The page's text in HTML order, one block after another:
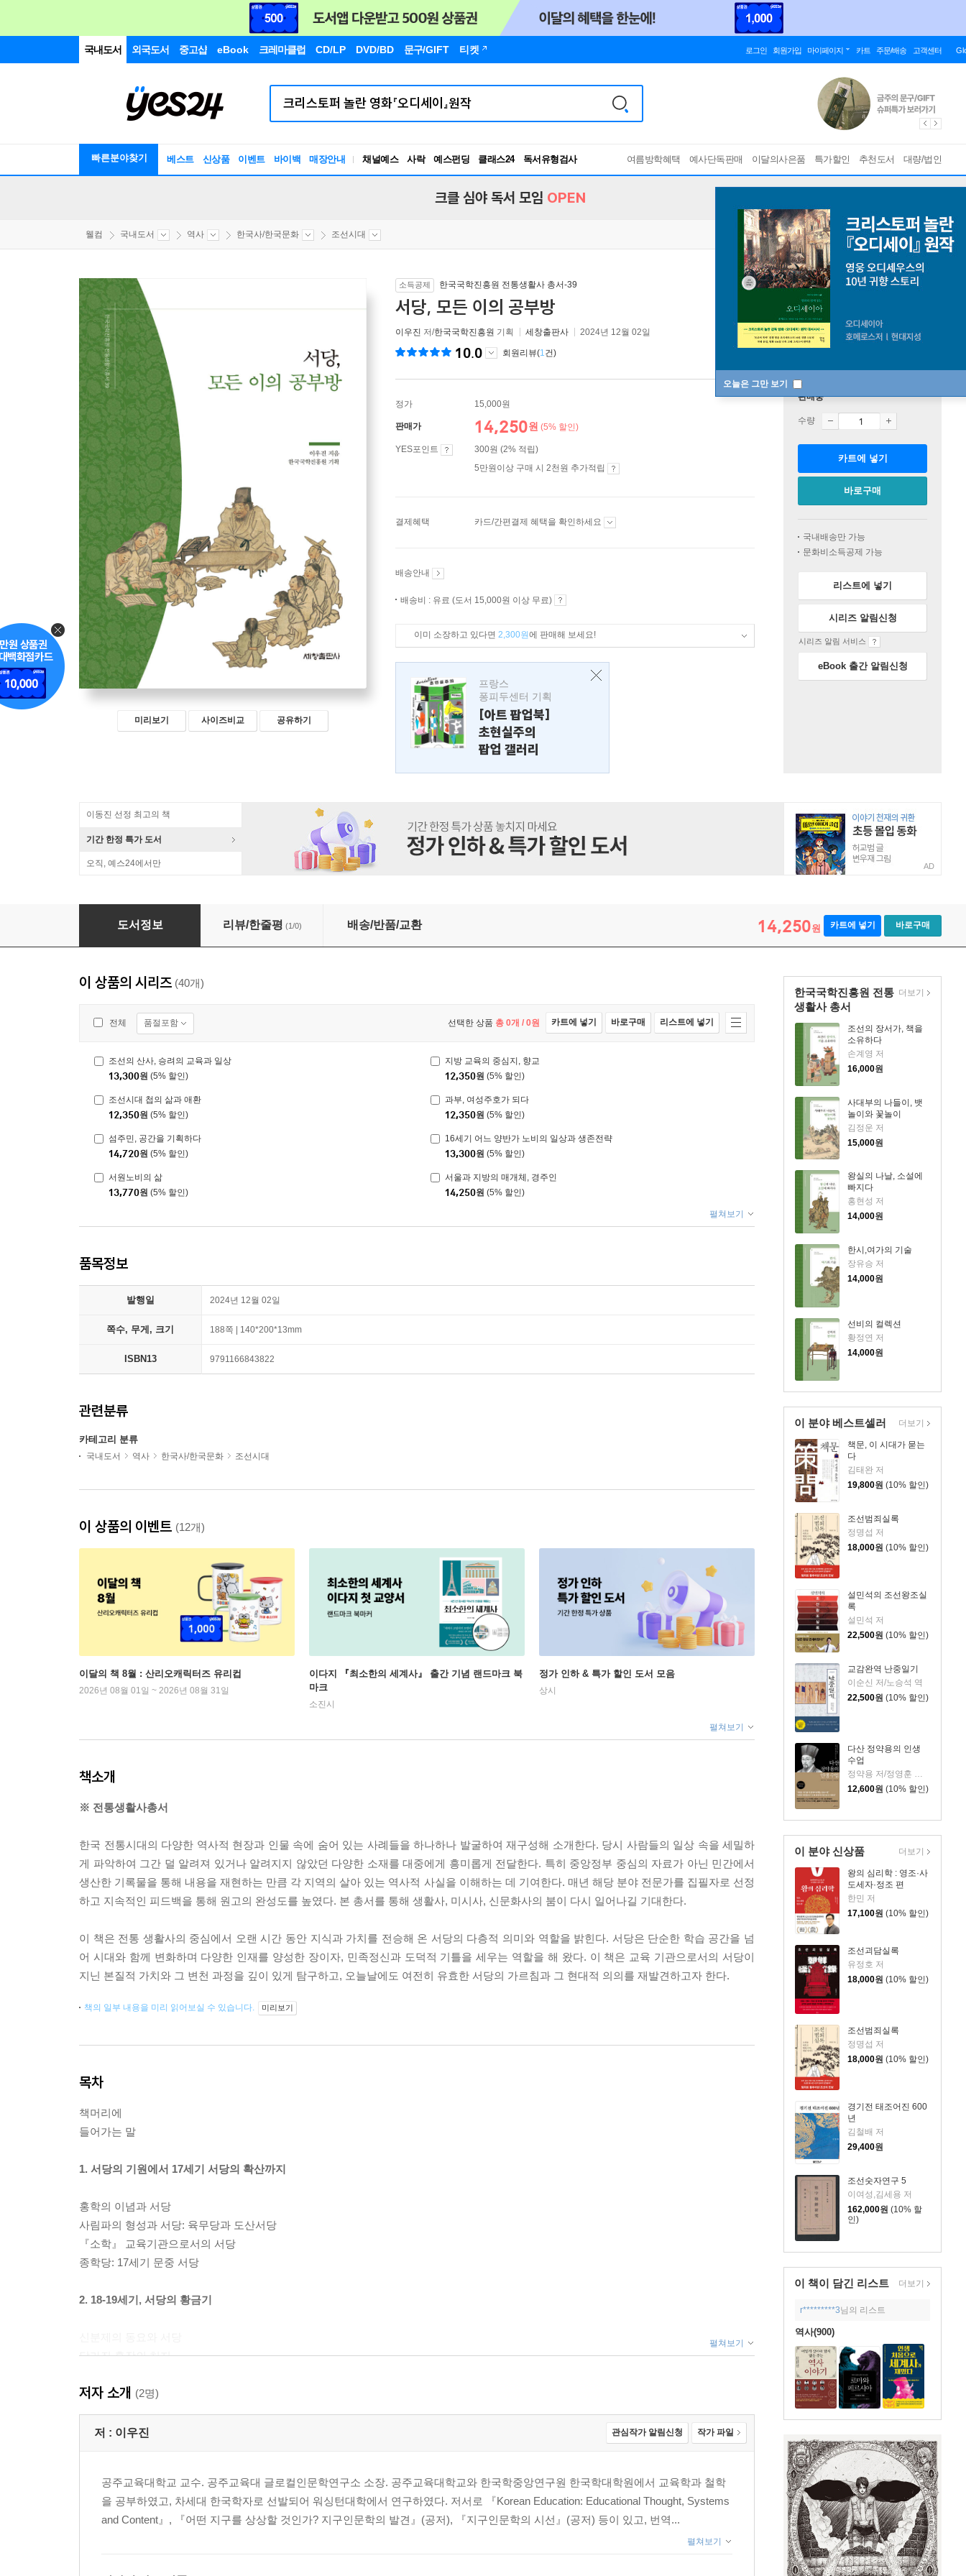
국내도서 외국도서 중고샵 eBook 크레마클럽 CD/LP DVD/BD 문구/GIFT 티켓 로그인 회원가입 마이페이지 카트 주문/배송 고객센터
빠른분야찾기 베스트 신상품 이벤트 바이백 매장안내 채널예스 사락 예스펀딩 클래스24
독서유형검사
RBTI Lab
여름방학혜택 예사단독판매 이달의사은품 특가할인 추천도서 대량/법인
오늘은 그만 보기
크클 심야 독서 모임 OPEN
웰컴 국내도서 역사 한국사/한국문화 조선시대
미리보기 사이즈비교 공유하기
소득공제 한국국학진흥원 전통생활사 총서-39
서당, 모든 이의 공부방
이우진 저/한국국학진흥원 기획 세창출판사 2024년 12월 02일
10.0 회원리뷰(1건)
정가 15,000원
판매가 14,250원 (5% 할인)
YES포인트
300원 (2% 적립)
5만원이상 구매 시 2천원 추가적립
결제혜택 카드/간편결제 혜택을 확인하세요
배송안내
배송비 : 유료 (도서 15,000원 이상 무료)
이미 소장하고 있다면 2,300원에 판매해 보세요!
프랑스
퐁피두센터 기획
[아트 팝업북]
초현실주의
팝업 갤러리
판매중
수량
카트에 넣기
바로구매
국내배송만 가능
문화비소득공제 가능
리스트에 넣기
시리즈 알림신청
시리즈 알림 서비스
eBook 출간 알림신청
이동진 선정 최고의 책
기간 한정 특가 도서
오직, 예스24에서만 AD
서당, 모든 이의 공부방
도서정보 리뷰/한줄평 (1/0) 배송/반품/교환 14,250원 카트에 넣기 바로구매
한국국학진흥원 전통
생활사 총서
조선의 장서가, 책을
소유하다
손계영 저
16,000원
사대부의 나들이, 뱃
놀이와 꽃놀이
김정운 저
15,000원
왕실의 나날, 소설에
빠지다
홍현성 저
14,000원
한시,여가의 기술
장유승 저
14,000원
선비의 컬렉션
황정연 저
14,000원
더보기
이 분야 베스트셀러
책문, 이 시대가 묻는
다
김태완 저
19,800원 (10% 할인)
조선범죄실록
정명섭 저
18,000원 (10% 할인)
설민석의 조선왕조실
록
설민석 저
22,500원 (10% 할인)
교감완역 난중일기
이순신 저/노승석 역
22,500원 (10% 할인)
다산 정약용의 인생
수업
12,600원 (10% 할인)
더보기
이 분야 신상품
왕의 심리학 : 영조·사
도세자·정조 편
한민 저
17,100원 (10% 할인)
조선괴담실록
유정호 저
18,000원 (10% 할인)
조선범죄실록
정명섭 저
18,000원 (10% 할인)
경기전 태조어진 600
년
김철배 저
29,400원
조선숫자연구 5
이여성,김세용 저
162,000원 (10% 할
인)
더보기
이 책이 담긴 리스트 더보기
r*********3님의 리스트
역사(900)
이 상품의 시리즈 (40개)
전체 품절포함 선택한 상품 총 0개 / 0원 카트에 넣기 바로구매 리스트에 넣기
조선의 산사, 승려의 교육과 일상
13,300원 (5% 할인)
지방 교육의 중심지, 향교
12,350원 (5% 할인)
조선시대 첩의 삶과 애환
12,350원 (5% 할인)
과부, 여성주호가 되다
12,350원 (5% 할인)
섬주민, 공간을 기획하다
14,720원 (5% 할인)
16세기 어느 양반가 노비의 일상과 생존전략
13,300원 (5% 할인)
서원노비의 삶
13,770원 (5% 할인)
서울과 지방의 매개체, 경주인
14,250원 (5% 할인)
펼쳐보기
품목정보
발행일 2024년 12월 02일
쪽수, 무게, 크기 188쪽 | 140*200*13mm
ISBN13 9791166843822
관련분류
카테고리 분류
국내도서 역사 한국사/한국문화 조선시대
이 상품의 이벤트 (12개)
이달의 책 8월 : 산리오캐릭터즈 유리컵
2026년 08월 01일 ~ 2026년 08월 31일
이다지 『최소한의 세계사』 출간 기념 랜드마크 북
마크
소진시
정가 인하 & 특가 할인 도서 모음
상시
펼쳐보기
책소개
※ 전통생활사총서
한국 전통시대의 다양한 역사적 현장과 인물 속에 숨어 있는 사례들을 하나하나 발굴하여 재구성해 소개한다. 당시 사람들의 일상 속을 세밀하
게 파악하여 그간 덜 알려져 있거나 알려지지 않았던 다양한 소재를 대중에게 흥미롭게 전달한다. 특히 중앙정부 중심의 자료가 아닌 민간에서
생산한 기록물을 통해 내용을 재현하는 만큼 각 지역의 살아 있는 역사적 사실을 이해하는 데 기여한다. 매년 해당 분야 전문가를 집필자로 선정
하고 지속적인 피드백을 통해 원고의 완성도를 높였다. 본 총서를 통해 생활사, 미시사, 신문화사의 붐이 다시 일어나길 기대한다.
이 책은 전통 생활사의 중심에서 오랜 시간 동안 지식과 가치를 전승해 온 서당의 다층적 의미와 역할을 밝힌다. 서당은 단순한 학습 공간을 넘
어 시대와 함께 변화하며 다양한 인재를 양성한 장이자, 민족정신과 도덕적 기틀을 세우는 역할을 해 왔다. 이 책은 교육 기관으로서의 서당이
지닌 본질적 가치와 그 변천 과정을 깊이 있게 탐구하고, 오늘날에도 여전히 유효한 서당의 가르침과 그 현대적 의의를 재발견하고자 한다.
책의 일부 내용을 미리 읽어보실 수 있습니다. 미리보기
목차
책머리에
들어가는 말
1. 서당의 기원에서 17세기 서당의 확산까지
홍학의 이념과 서당
사림파의 형성과 서당: 육무당과 도산서당
『소학』 교육기관으로서의 서당
종학당: 17세기 문중 서당
2. 18-19세기, 서당의 황금기
달라진 훈장의 처지
풍속과 놀이의 다양화
3. 20세기 서당: 전통과 근대의 기로
자암서당의 일상
나오는 말
펼쳐보기
저자 소개 (2명)
저 : 이우진 관심작가 알림신청 작가 파일
공주교육대학교 교수. 공주교육대 글로컬인문학연구소 소장. 공주교육대학교와 한국학중앙연구원 한국학대학원에서 교육학과 철학
을 공부하였고, 차세대 한국학자로 선발되어 워싱턴대학에서 연구하였다. 저서로 『Korean Education: Educational Thought, Systems
and Content』, 『어떤 지구를 상상할 것인가? 지구인문학의 발견』(공저), 『지구인문학의 시선』(공저) 등이 있고, 번역...
펼쳐보기